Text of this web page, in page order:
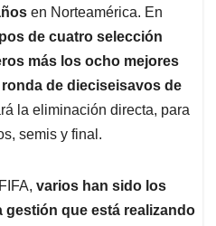
en Norteamérica. En
de cuatro selección
más los ocho mejores
de dieciseisavos de
la eliminación directa, para
semis y final.
varios han sido los
gestión que está realizando